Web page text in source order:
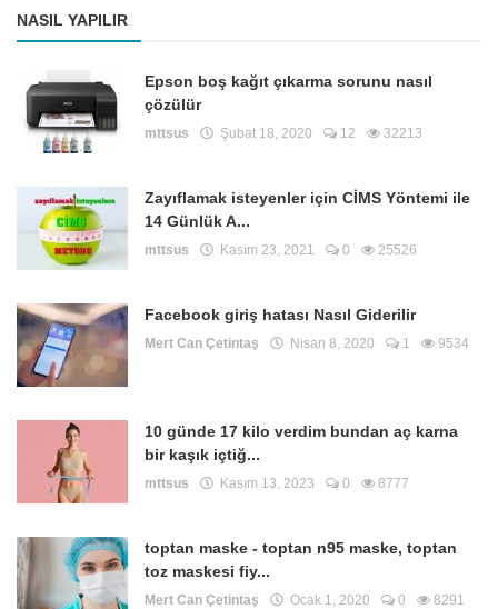
NASIL YAPILIR
Epson boş kağıt çıkarma sorunu nasıl
çözülür
mttsus Şubat 18, 2020 12 32213
Zayıflamak isteyenler için CİMS Yöntemi ile
14 Günlük A...
mttsus Kasım 23, 2021 0 25526
Facebook giriş hatası Nasıl Giderilir
Mert Can Çetintaş Nisan 8, 2020 1 9534
10 günde 17 kilo verdim bundan aç karna
bir kaşık içtiğ...
mttsus Kasım 13, 2023 0 8777
toptan maske - toptan n95 maske, toptan
toz maskesi fiy...
Mert Can Çetintaş Ocak 1, 2020 0 8291